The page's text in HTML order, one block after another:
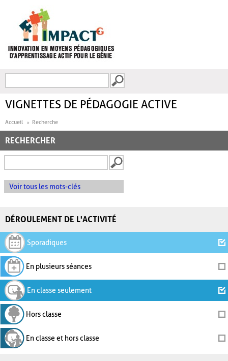
FORMULAIRE DE
VIGNETTES DE PÉDAGOGIE ACTIVE
Accueil Recherche
RECHERCHER
Voir tous les mots-clés
DÉROULEMENT DE L'ACTIVITÉ
Sporadiques
En plusieurs séances
En classe seulement
Hors classe
En classe et hors classe